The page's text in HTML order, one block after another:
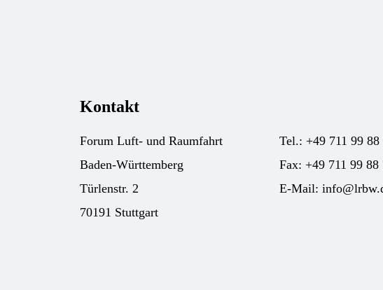
Kontakt
Forum Luft- und Raumfahrt
Baden-Württemberg
Türlenstr. 2
70191 Stuttgart
Tel.: +49 711 99 88
Fax: +49 711 99 88
E-Mail: